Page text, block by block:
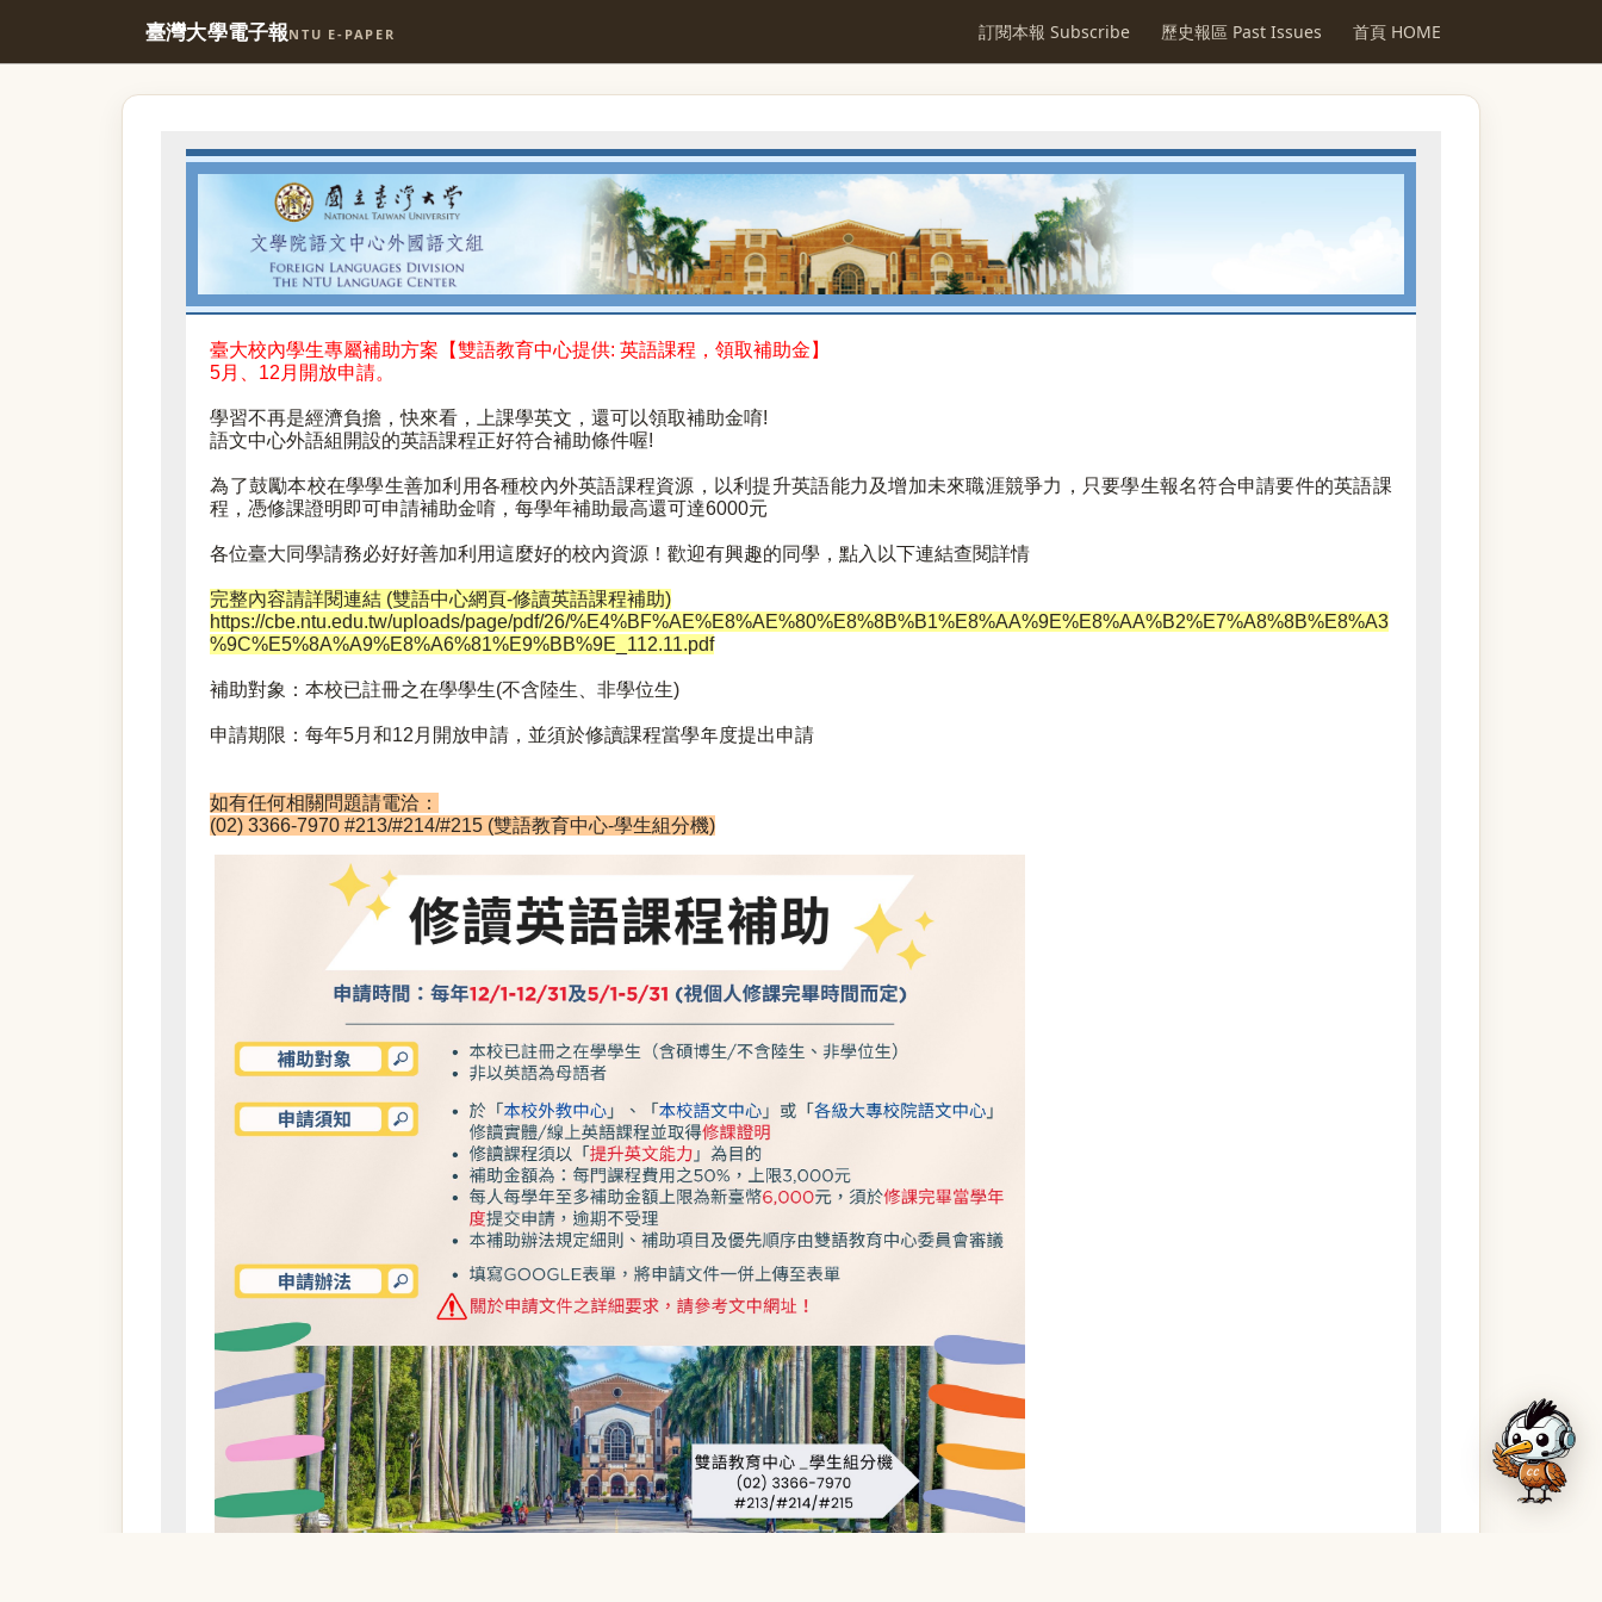
臺灣大學電子報NTU E-PAPER 訂閱本報 Subscribe 歷史報區 Past Issues 首頁 HOME
臺大校內學生專屬補助方案【雙語教育中心提供: 英語課程，領取補助金】
5月、12月開放申請。
學習不再是經濟負擔，快來看，上課學英文，還可以領取補助金唷!
語文中心外語組開設的英語課程正好符合補助條件喔!
為了鼓勵本校在學學生善加利用各種校內外英語課程資源，以利提升英語能力及增加未來職涯競爭力，只要學生報名符合申請要件的英語課
程，憑修課證明即可申請補助金唷，每學年補助最高還可達6000元
各位臺大同學請務必好好善加利用這麼好的校內資源！歡迎有興趣的同學，點入以下連結查閱詳情
完整內容請詳閱連結 (雙語中心網頁-修讀英語課程補助)
https://cbe.ntu.edu.tw/uploads/page/pdf/26/%E4%BF%AE%E8%AE%80%E8%8B%B1%E8%AA%9E%E8%AA%B2%E7%A8%8B%E8%A3
%9C%E5%8A%A9%E8%A6%81%E9%BB%9E_112.11.pdf
補助對象：本校已註冊之在學學生(不含陸生、非學位生)
申請期限：每年5月和12月開放申請，並須於修讀課程當學年度提出申請
如有任何相關問題請電洽：
(02) 3366-7970 #213/#214/#215 (雙語教育中心-學生組分機)